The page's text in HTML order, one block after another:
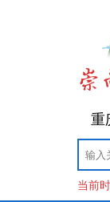
重
当前